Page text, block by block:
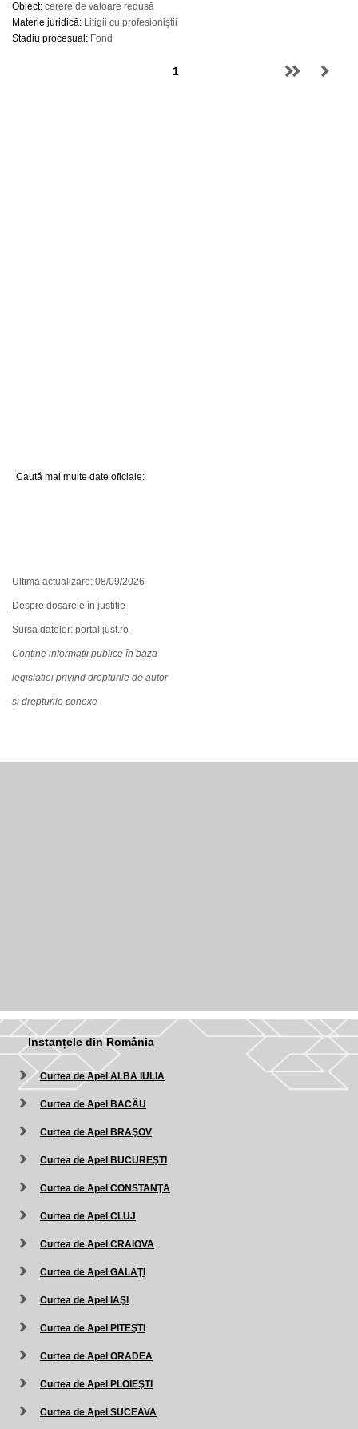
Obiect: cerere de valoare redusă
Materie juridică: Litigii cu profesioniştii
Stadiu procesual: Fond
Caută mai multe date oficiale:
Ultima actualizare: 08/09/2026
Despre dosarele în justiție
Sursa datelor: portal.just.ro
Conține informații publice în baza
legislației privind drepturile de autor
și drepturile conexe
Instanțele din România
Curtea de Apel ALBA IULIA
Curtea de Apel BACĂU
Curtea de Apel BRAŞOV
Curtea de Apel BUCUREŞTI
Curtea de Apel CONSTANŢA
Curtea de Apel CLUJ
Curtea de Apel CRAIOVA
Curtea de Apel GALAŢI
Curtea de Apel IAŞI
Curtea de Apel PITEŞTI
Curtea de Apel ORADEA
Curtea de Apel PLOIEŞTI
Curtea de Apel SUCEAVA